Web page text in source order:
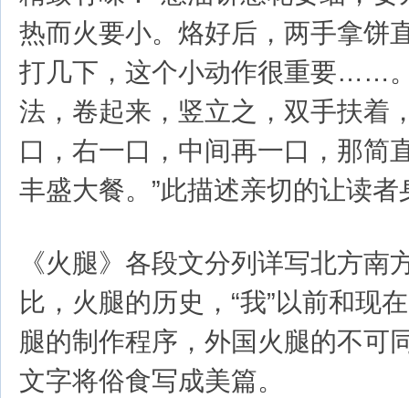
热而火要小。烙好后，两手拿饼
打几下，这个小动作很重要……
法，卷起来，竖立之，双手扶着
口，右一口，中间再一口，那简
丰盛大餐。”此描述亲切的让读者
《火腿》各段文分列详写北方南
比，火腿的历史，“我”以前和现
腿的制作程序，外国火腿的不可
文字将俗食写成美篇。